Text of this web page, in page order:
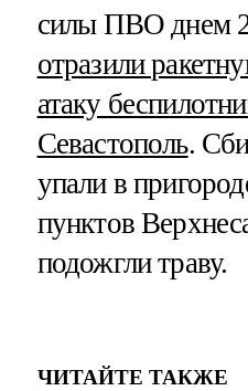
силы ПВО днем
отразили
атаку
Севастополь.
упали в
пунктов
подожгли траву.
ЧИТАЙТЕ ТАКЖЕ